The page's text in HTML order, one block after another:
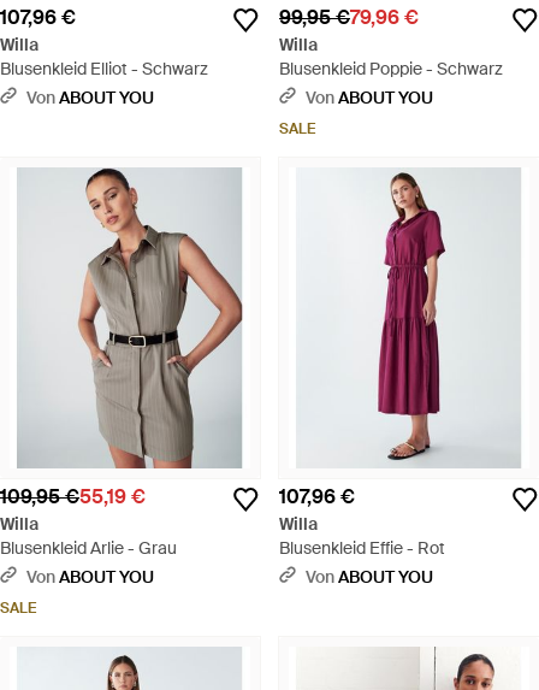
107,96 €
Willa
Blusenkleid Elliot - Schwarz
VonABOUT YOU
99,95 €79,96 €
Willa
Blusenkleid Poppie - Schwarz
VonABOUT YOU
SALE
109,95 €55,19 €
Willa
Blusenkleid Arlie - Grau
VonABOUT YOU
SALE
107,96 €
Willa
Blusenkleid Effie - Rot
VonABOUT YOU